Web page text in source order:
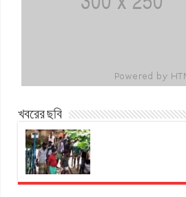
খবরের ছবি